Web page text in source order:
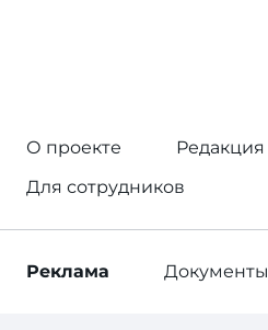
О проекте
Редакция
Для сотрудников
Реклама Документы